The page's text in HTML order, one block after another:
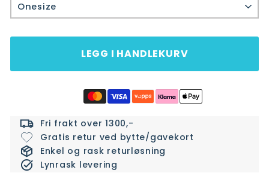
Onesize
LEGG I HANDLEKURV
Fri frakt over 1300,-
Gratis retur ved bytte/gavekort
Enkel og rask returløsning
Lynrask levering